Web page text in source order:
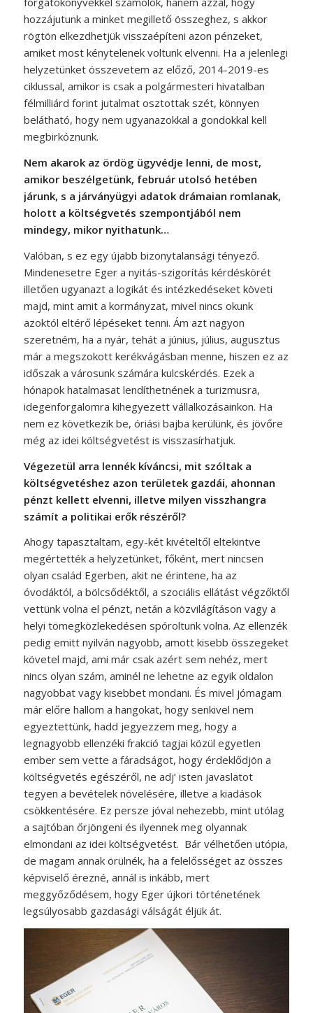
hozzájutunk a minket megillető összeghez, s akkor
rögtön elkezdhetjük visszaépíteni azon pénzeket,
amiket most kénytelenek voltunk elvenni. Ha a jelenlegi
helyzetünket összevetem az előző, 2014-2019-es
ciklussal, amikor is csak a polgármesteri hivatalban
félmilliárd forint jutalmat osztottak szét, könnyen
belátható, hogy nem ugyanazokkal a gondokkal kell
megbirkóznunk.
Nem akarok az ördög ügyvédje lenni, de most,
amikor beszélgetünk, február utolsó hetében
járunk, s a járványügyi adatok drámaian romlanak,
holott a költségvetés szempontjából nem
mindegy, mikor nyithatunk…
Valóban, s ez egy újabb bizonytalansági tényező.
Mindenesetre Eger a nyitás-szigorítás kérdéskörét
illetően ugyanazt a logikát és intézkedéseket követi
majd, mint amit a kormányzat, mivel nincs okunk
azoktól eltérő lépéseket tenni. Ám azt nagyon
szeretném, ha a nyár, tehát a június, július, augusztus
már a megszokott kerékvágásban menne, hiszen ez az
időszak a városunk számára kulcskérdés. Ezek a
hónapok hatalmasat lendíthetnének a turizmusra,
idegenforgalomra kihegyezett vállalkozásainkon. Ha
nem ez következik be, óriási bajba kerülünk, és jövőre
még az idei költségvetést is visszasírhatjuk.
Végezetül arra lennék kíváncsi, mit szóltak a
költségvetéshez azon területek gazdái, ahonnan
pénzt kellett elvenni, illetve milyen visszhangra
számít a politikai erők részéről?
Ahogy tapasztaltam, egy-két kivételtől eltekintve
megértették a helyzetünket, főként, mert nincsen
olyan család Egerben, akit ne érintene, ha az
óvodáktól, a bölcsődéktől, a szociális ellátást végzőktől
vettünk volna el pénzt, netán a közvilágításon vagy a
helyi tömegközlekedésen spóroltunk volna. Az ellenzék
pedig emitt nyilván nagyobb, amott kisebb összegeket
követel majd, ami már csak azért sem nehéz, mert
nincs olyan szám, aminél ne lehetne az egyik oldalon
nagyobbat vagy kisebbet mondani. És mivel jómagam
már előre hallom a hangokat, hogy senkivel nem
egyeztettünk, hadd jegyezzem meg, hogy a
legnagyobb ellenzéki frakció tagjai közül egyetlen
ember sem vette a fáradságot, hogy érdeklődjön a
költségvetés egészéről, ne adj’ isten javaslatot
tegyen a bevételek növelésére, illetve a kiadások
csökkentésére. Ez persze jóval nehezebb, mint utólag
a sajtóban őrjöngeni és ilyennek meg olyannak
elmondani az idei költségvetést. Bár vélhetően utópia,
de magam annak örülnék, ha a felelősséget az összes
képviselő érezné, annál is inkább, mert
meggyőződésem, hogy Eger újkori történetének
legsúlyosabb gazdasági válságát éljük át.